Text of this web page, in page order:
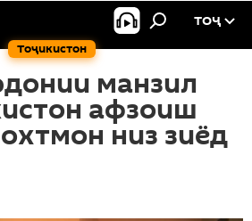
Тоҷикистон
ТОҶ
манзил
афзоиш
низ зиёд